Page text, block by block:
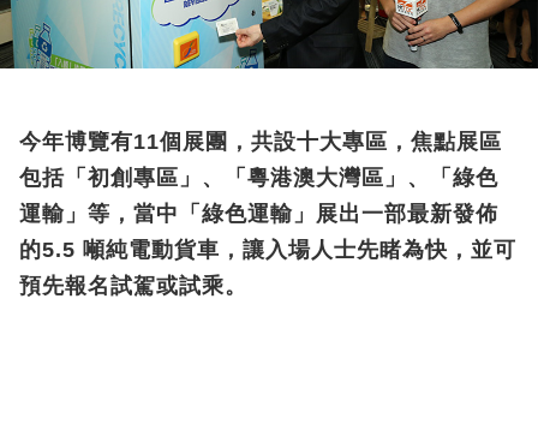
今年博覽有11個展團，共設十大專區，焦點展區
包括「初創專區」、「粵港澳大灣區」、「綠色
運輸」等，當中「綠色運輸」展出一部最新發佈
的5.5 噸純電動貨車，讓入場人士先睹為快，並可
預先報名試駕或試乘。